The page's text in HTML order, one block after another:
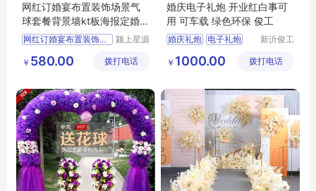
网红订婚宴布置装饰场景气
球套餐背景墙kt板海报定婚酒
店现场用品
网红订婚宴布置装饰场景气
颍上星源
有限公司
￥ 580.00 拨打电话
婚庆电子礼炮 开业红白事可
用 可车载 绿色环保 俊工
婚庆礼炮 电子礼炮
婚庆礼炮厂家
新沂俊工
公司
￥ 1000.00 拨打电话